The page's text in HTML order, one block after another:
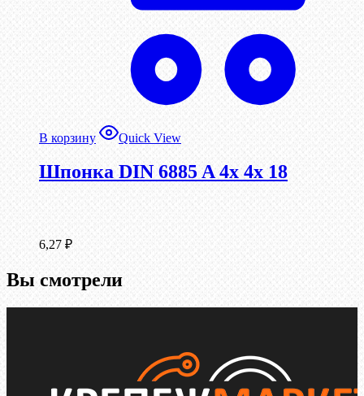
В корзину Quick View
Шпонка DIN 6885 A 4x 4x 18
6,27 ₽
Вы смотрели